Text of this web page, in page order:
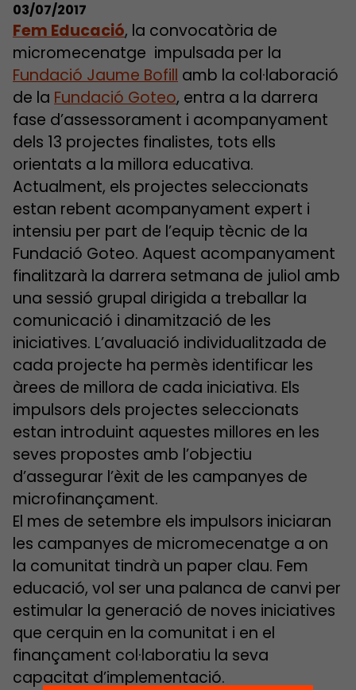
03/07/2017
Fem Educació, la convocatòria de
micromecenatge impulsada per la
Fundació Jaume Bofill amb la col·laboració
de la Fundació Goteo, entra a la darrera
fase d’assessorament i acompanyament
dels 13 projectes finalistes, tots ells
orientats a la millora educativa.
Actualment, els projectes seleccionats
estan rebent acompanyament expert i
intensiu per part de l’equip tècnic de la
Fundació Goteo. Aquest acompanyament
finalitzarà la darrera setmana de juliol amb
una sessió grupal dirigida a treballar la
comunicació i dinamització de les
iniciatives. L’avaluació individualitzada de
cada projecte ha permès identificar les
àrees de millora de cada iniciativa. Els
impulsors dels projectes seleccionats
estan introduint aquestes millores en les
seves propostes amb l’objectiu
d’assegurar l’èxit de les campanyes de
microfinançament.
El mes de setembre els impulsors iniciaran
les campanyes de micromecenatge a on
la comunitat tindrà un paper clau. Fem
educació, vol ser una palanca de canvi per
estimular la generació de noves iniciatives
que cerquin en la comunitat i en el
finançament col·laboratiu la seva
capacitat d’implementació.